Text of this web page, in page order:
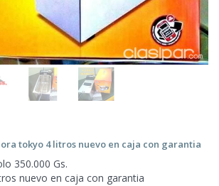
tokyo 4 litros nuevo en caja con garantia
350.000 Gs.
nuevo en caja con garantia